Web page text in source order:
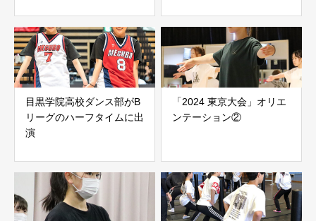
目黒学院高校ダンス部がB
リーグのハーフタイムに出
演
「2024 東京大会」オリエ
ンテーション②